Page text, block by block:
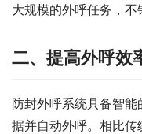
大规模的外呼任务，不
二、提高外呼效
防封外呼系统具备智
据并自动外呼。相比